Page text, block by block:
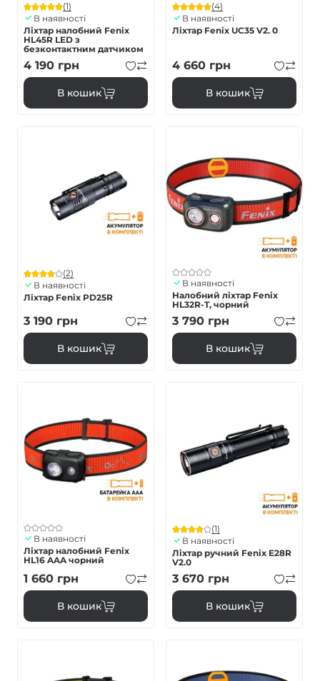
(1)
В наявності
Ліхтар налобний Fenix
HL45R LED з
безконтактним датчиком
4 190 грн
В кошик
(4)
В наявності
Ліхтар Fenix UC35 V2. 0
4 660 грн
В кошик
(2)
В наявності
Ліхтар Fenix PD25R
3 190 грн
В кошик
В наявності
Налобний ліхтар Fenix
HL32R-T, чорний
3 790 грн
В кошик
В наявності
Ліхтар налобний Fenix
HL16 AAA чорний
1 660 грн
В кошик
(1)
В наявності
Ліхтар ручний Fenix E28R
V2.0
3 670 грн
В кошик